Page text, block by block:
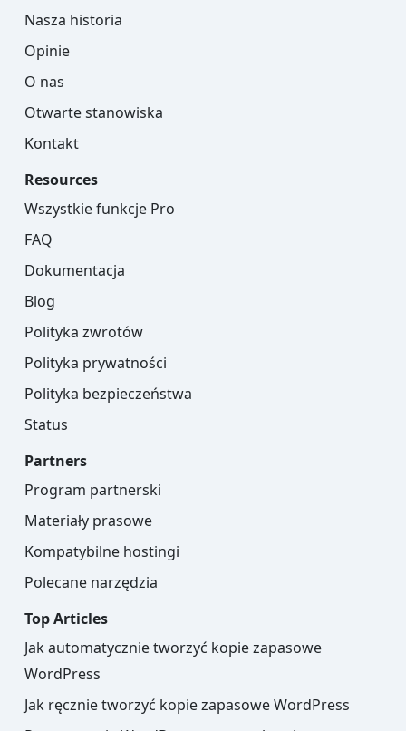
Nasza historia
Opinie
O nas
Otwarte stanowiska
Kontakt
Resources
Wszystkie funkcje Pro
FAQ
Dokumentacja
Blog
Polityka zwrotów
Polityka prywatności
Polityka bezpieczeństwa
Status
Partners
Program partnerski
Materiały prasowe
Kompatybilne hostingi
Polecane narzędzia
Top Articles
Jak automatycznie tworzyć kopie zapasowe
WordPress
Jak ręcznie tworzyć kopie zapasowe WordPress